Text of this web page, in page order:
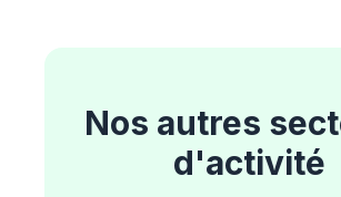
Nos autres
d'activité